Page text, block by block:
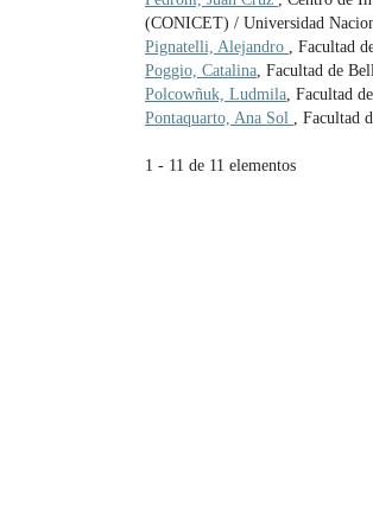
(CONICET) / Universidad
Pignatelli, Alejandro
, Facultad
Poggio, Catalina , Facultad de
Polcowñuk, Ludmila , Facultad
Pontaquarto, Ana Sol
, Facultad
1 - 11 de 11 elementos